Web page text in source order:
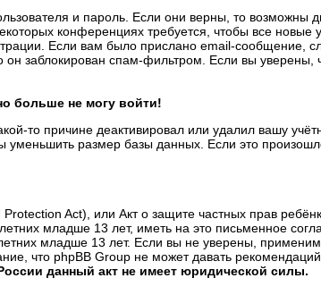
и пароль. Если они верны, то возможны
конференциях требуется, чтобы все
Если вам было прислано email-сообщение,
заблокирован спам-фильтром. Если вы уверены,
больше не могу войти!
то причине деактивировал или удалил вашу
размер базы данных. Если это
Act), или Акт о защите частных прав
младше 13 лет, иметь на это письменное
младше 13 лет. Если вы не уверены,
что phpBB Group не может давать
данный акт не имеет юридической силы.